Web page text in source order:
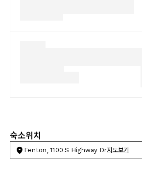
숙소위치
Fenton, 1100 S Highway Dr지도보기